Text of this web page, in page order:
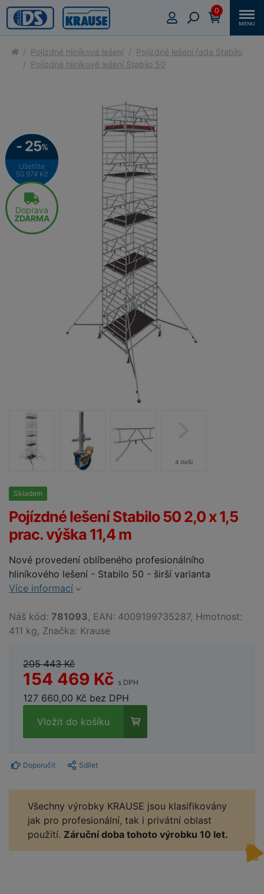
0
Pojízdné hliníkové lešení
Pojízdné lešení řada Stabilo
Pojízdné hliníkové lešení Stabilo 50
4 další
- 25%
Ušetříte
50 974 Kč
Doprava
ZDARMA
Skladem
Pojízdné lešení Stabilo 50 2,0 x 1,5
prac. výška 11,4 m
Nové provedení oblíbeného profesionálního
hliníkového lešení - Stabilo 50 - širší varianta
Více informací
Náš kód: 781093, EAN: 4009199735287, Hmotnost:
411 kg, Značka: Krause
205 443 Kč
154 469 Kč s DPH
127 660,00 Kč bez DPH
Vložit do košíku
Doporučit Sdílet
Všechny výrobky KRAUSE jsou klasifikovány
jak pro profesionální, tak i privátní oblast
použití. Záruční doba tohoto výrobku 10 let.